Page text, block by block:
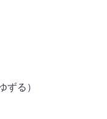
ずる）